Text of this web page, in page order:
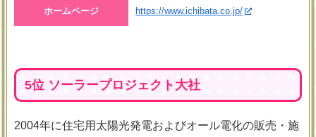
ホームページ https://www.ichibata.co.jp/
5位 ソーラープロジェクト大社
2004年に住宅用太陽光発電およびオール電化の販売・施